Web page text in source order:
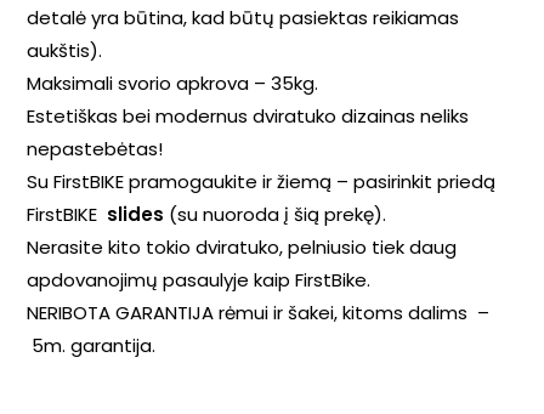
detalė yra būtina, kad būtų pasiektas reikiamas
aukštis).
Maksimali svorio apkrova – 35kg.
Estetiškas bei modernus dviratuko dizainas neliks
nepastebėtas!
Su FirstBIKE pramogaukite ir žiemą – pasirinkit priedą
FirstBIKE slides (su nuoroda į šią prekę).
Nerasite kito tokio dviratuko, pelniusio tiek daug
apdovanojimų pasaulyje kaip FirstBike.
NERIBOTA GARANTIJA rėmui ir šakei, kitoms dalims –
5m. garantija.